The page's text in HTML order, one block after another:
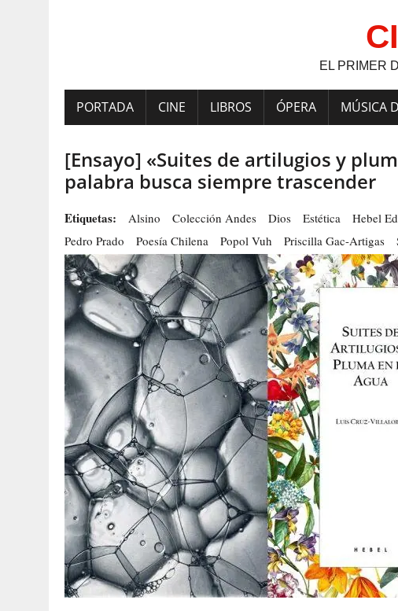
EL PRIMER
PORTADA CINE LIBROS ÓPERA MÚSICA
[Ensayo] «Suites de artilugios y
palabra busca siempre trascender
Etiquetas: Alsino Colección Andes Dios Estética Hebel
Pedro Prado
Poesía Chilena Popol Vuh Priscilla Gac-Artigas